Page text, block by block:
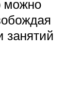
можно
занятий